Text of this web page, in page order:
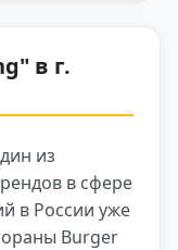
в г.
из
в сфере
в России уже
Burger